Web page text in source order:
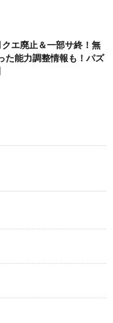
クエ廃止＆一部サ終！無
た能力調整情報も！パズ